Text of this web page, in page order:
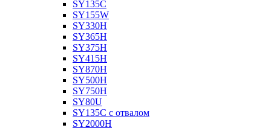
SY135C
SY155W
SY330H
SY365H
SY375H
SY415H
SY870H
SY500H
SY750H
SY80U
SY135C с отвалом
SY2000H